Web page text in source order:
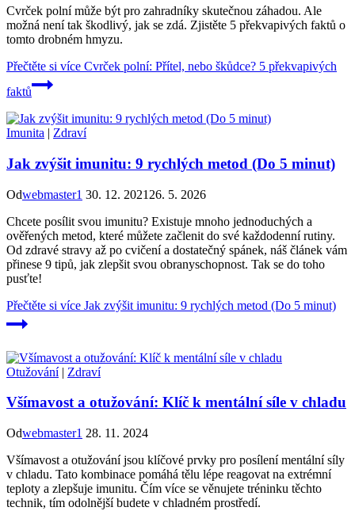
Cvrček polní může být pro zahradníky skutečnou záhadou. Ale
možná není tak škodlivý, jak se zdá. Zjistěte 5 překvapivých faktů o
tomto drobném hmyzu.
Přečtěte si více Cvrček polní: Přítel, nebo škůdce? 5 překvapivých
faktů
Imunita | Zdraví
Jak zvýšit imunitu: 9 rychlých metod (Do 5 minut)
Odwebmaster1 30. 12. 2021 26. 5. 2026
Chcete posílit svou imunitu? Existuje mnoho jednoduchých a
ověřených metod, které můžete začlenit do své každodenní rutiny.
Od zdravé stravy až po cvičení a dostatečný spánek, náš článek vám
přinese 9 tipů, jak zlepšit svou obranyschopnost. Tak se do toho
pusťte!
Přečtěte si více Jak zvýšit imunitu: 9 rychlých metod (Do 5 minut)
Otužování| Zdraví
Všímavost a otužování: Klíč k mentální síle v chladu
Odwebmaster1 28. 11. 2024
Všímavost a otužování jsou klíčové prvky pro posílení mentální síly
v chladu. Tato kombinace pomáhá tělu lépe reagovat na extrémní
teploty a zlepšuje imunitu. Čím více se věnujete tréninku těchto
technik, tím odolnější budete v chladném prostředí.